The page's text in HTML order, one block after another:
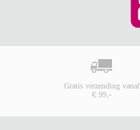
Gratis verzending vanaf
€ 99,-